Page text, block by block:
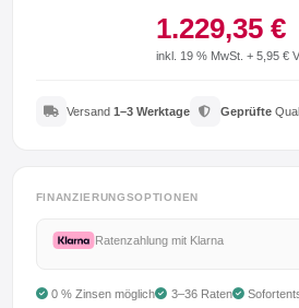
Für dein Business
Registrieren
1.229,35 €
inkl. 19 % MwSt. + 5,95 €
Versand 1–3 Werktage Geprüfte
FINANZIERUNGSOPTIONEN
Ratenzahlung mit Klarna
0 % Zinsen möglich 3–36 Raten